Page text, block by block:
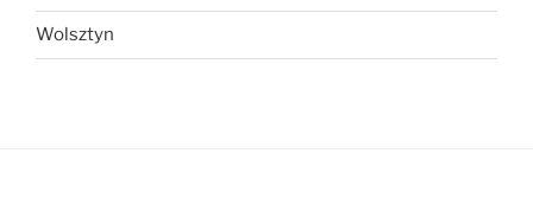
Wolsztyn